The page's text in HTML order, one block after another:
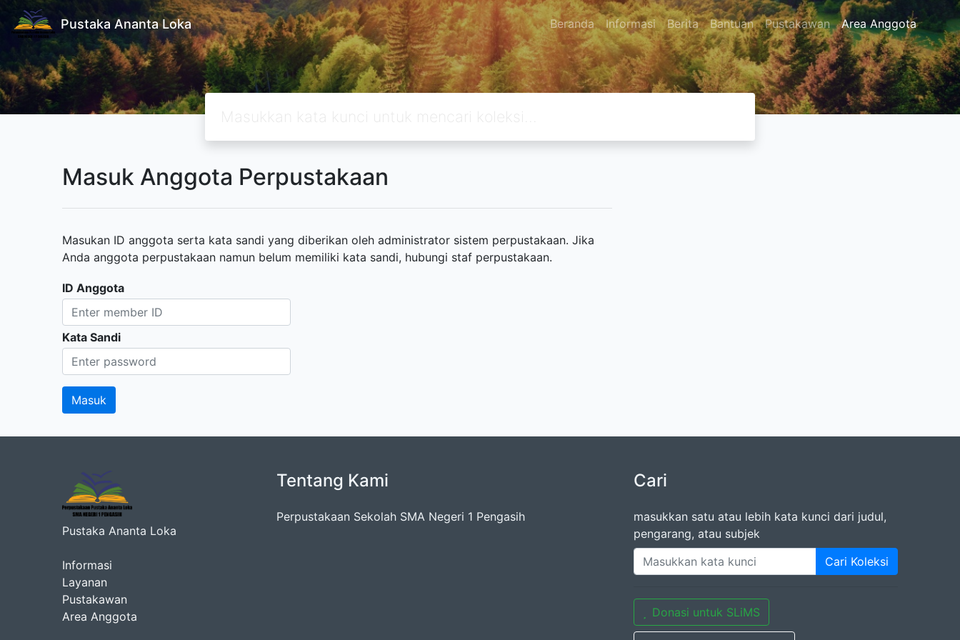
Pustaka Ananta Loka Beranda Informasi Berita Bantuan Pustakawan Area Anggota
Masuk Anggota Perpustakaan
Masukan ID anggota serta kata sandi yang diberikan oleh administrator sistem perpustakaan. Jika
Anda anggota perpustakaan namun belum memiliki kata sandi, hubungi staf perpustakaan.
ID Anggota
Kata Sandi
Pustaka Ananta Loka
Informasi
Layanan
Pustakawan
Area Anggota
Tentang Kami
Perpustakaan Sekolah SMA Negeri 1 Pengasih
Cari
masukkan satu atau lebih kata kunci dari judul,
pengarang, atau subjek
Cari Koleksi
Donasi untuk SLiMS